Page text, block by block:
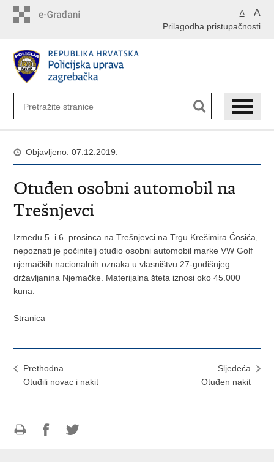
A A
Prilagodba pristupačnosti
Objavljeno: 07.12.2019.
Otuđen osobni automobil na
Trešnjevci
Između 5. i 6. prosinca na Trešnjevci na Trgu Krešimira Ćosića,
nepoznati je počinitelj otuđio osobni automobil marke VW Golf
njemačkih nacionalnih oznaka u vlasništvu 27-godišnjeg
državljanina Njemačke. Materijalna šteta iznosi oko 45.000
kuna.
Stranica
Prethodna
Otuđili novac i nakit
Sljedeća
Otuđen nakit